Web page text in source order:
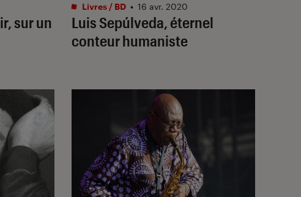
sur un
Luis Sepúlveda, éternel
conteur humaniste
Livres / BD • 16 avr. 2020